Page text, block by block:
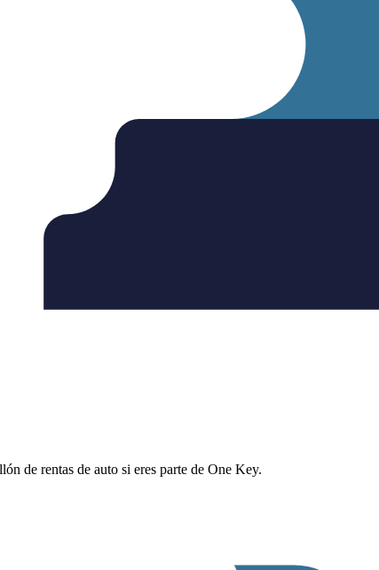
de rentas de auto si eres parte de One Key.